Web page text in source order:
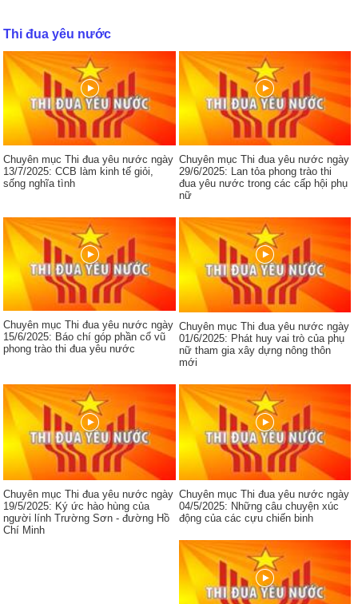
Thi đua yêu nước
Chuyên mục Thi đua yêu nước ngày
13/7/2025: CCB làm kinh tế giỏi,
sống nghĩa tình
Chuyên mục Thi đua yêu nước ngày
29/6/2025: Lan tỏa phong trào thi
đua yêu nước trong các cấp hội phụ
nữ
Chuyên mục Thi đua yêu nước ngày
15/6/2025: Báo chí góp phần cổ vũ
phong trào thi đua yêu nước
Chuyên mục Thi đua yêu nước ngày
01/6/2025: Phát huy vai trò của phụ
nữ tham gia xây dựng nông thôn
mới
Chuyên mục Thi đua yêu nước ngày
19/5/2025: Ký ức hào hùng của
người lính Trường Sơn - đường Hồ
Chí Minh
Chuyên mục Thi đua yêu nước ngày
04/5/2025: Những câu chuyện xúc
động của các cựu chiến binh